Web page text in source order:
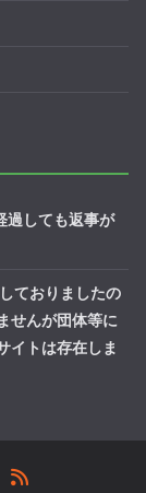
過しても返事が
ておりましたの
せんが団体等に
イトは存在しま